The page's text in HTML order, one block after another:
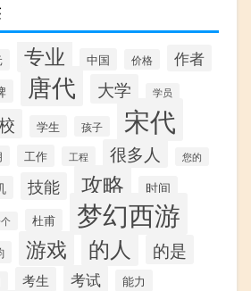
专业 中国 价格 作者
唐代 大学 学员
学生 孩子 宋代
工作 工程 很多人 您的
技能 攻略 时间
杜甫 梦幻西游
游戏 的人 的是
考生 考试 能力